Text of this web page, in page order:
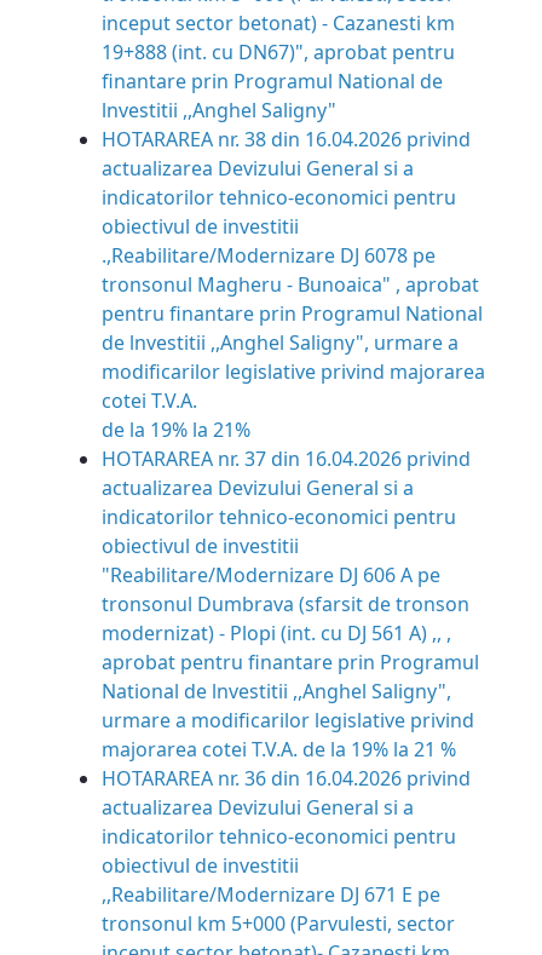
inceput sector betonat) - Cazanesti km
19+888 (int. cu DN67)", aprobat pentru
finantare prin Programul National de
lnvestitii ,,Anghel Saligny"
HOTARAREA nr. 38 din 16.04.2026 privind
actualizarea Devizului General si a
indicatorilor tehnico-economici pentru
obiectivul de investitii
.,Reabilitare/Modernizare DJ 6078 pe
tronsonul Magheru - Bunoaica" , aprobat
pentru finantare prin Programul National
de lnvestitii ,,Anghel Saligny", urmare a
modificarilor legislative privind majorarea
cotei T.V.A.
de la 19% la 21%
HOTARAREA nr. 37 din 16.04.2026 privind
actualizarea Devizului General si a
indicatorilor tehnico-economici pentru
obiectivul de investitii
"Reabilitare/Modernizare DJ 606 A pe
tronsonul Dumbrava (sfarsit de tronson
modernizat) - Plopi (int. cu DJ 561 A) ,, ,
aprobat pentru finantare prin Programul
National de lnvestitii ,,Anghel Saligny",
urmare a modificarilor legislative privind
majorarea cotei T.V.A. de la 19% la 21 %
HOTARAREA nr. 36 din 16.04.2026 privind
actualizarea Devizului General si a
indicatorilor tehnico-economici pentru
obiectivul de investitii
,,Reabilitare/Modernizare DJ 671 E pe
tronsonul km 5+000 (Parvulesti, sector